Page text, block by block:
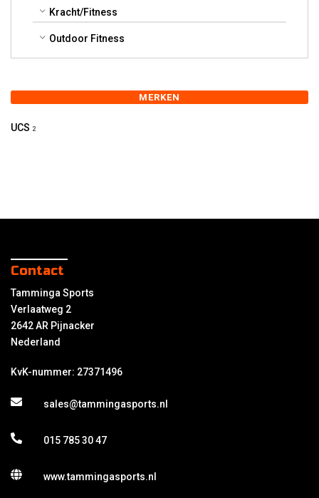
Kracht/Fitness
Outdoor Fitness
MERKEN
UCS 2
Contact
Tamminga Sports
Verlaatweg 2
2642 AR Pijnacker
Nederland
KvK-nummer: 27371496
sales@tammingasports.nl
015 785 30 47
www.tammingasports.nl